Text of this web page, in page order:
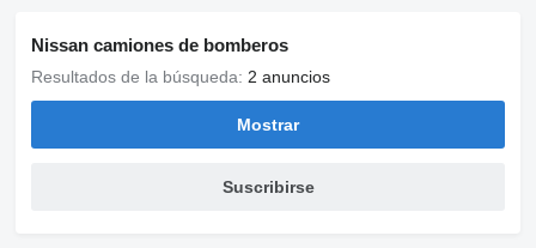
Nissan camiones de bomberos
Resultados de la búsqueda: 2 anuncios
Mostrar
Suscribirse